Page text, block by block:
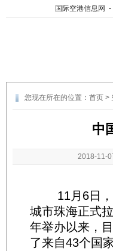
国际空港信息网 -
您现在所在的位置： 首页 >
中
2018-11-
11月6日，第
城市珠海正式
年举办以来，
了来自43个国